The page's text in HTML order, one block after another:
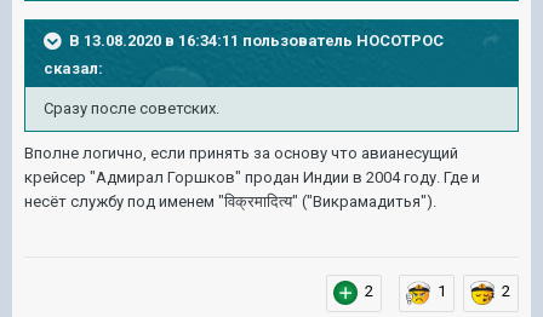
В 13.08.2020 в 16:34:11 пользователь HOCOTPOC
сказал:
Сразу после советских.
Вполне логично, если принять за основу что авианесущий
крейсер "Адмирал Горшков" продан Индии в 2004 году. Где и
несёт службу под именем "विक्रमादित्य" ("Викрамадитья").
2 1 2